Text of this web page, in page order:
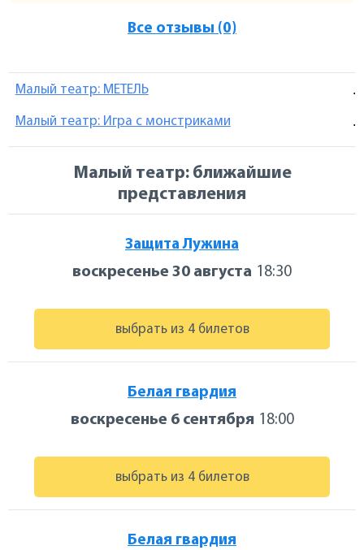
Все отзывы (0)
Малый театр: МЕТЕЛЬ .
Малый театр: Игра с монстриками .
Малый театр: ближайшие
представления
Защита Лужина
воскресенье 30 августа 18:30
выбрать из 4 билетов
Белая гвардия
воскресенье 6 сентября 18:00
выбрать из 4 билетов
Белая гвардия